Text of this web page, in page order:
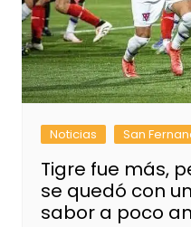
Noticias San
Tigre fue más,
se quedó con
sabor a poco